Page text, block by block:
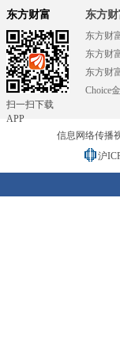
东方财富
扫一扫下载
APP
东方
东方财
东方财
东方财
Choice
信息网络传播
沪